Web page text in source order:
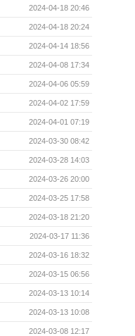
2024-04-18 20:46
2024-04-18 20:24
2024-04-14 18:56
2024-04-08 17:34
2024-04-06 05:59
2024-04-02 17:59
2024-04-01 07:19
2024-03-30 08:42
2024-03-28 14:03
2024-03-26 20:00
2024-03-25 17:58
2024-03-18 21:20
2024-03-17 11:36
2024-03-16 18:32
2024-03-15 06:56
2024-03-13 10:14
2024-03-13 10:08
2024-03-08 12:17